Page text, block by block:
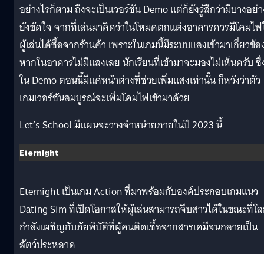
อย่างไรก็ตาม ถึงจะเป็นเวอร์ชัน Demo แต่ก็ยังรู้สึกว่ามีบางอย่
ยังขัดใจ จากที่เล่นมาคิดว่าในโหมดตกแต่งอาคารควรมีโคมไ
ผู้เล่นได้ซื้อจากร้านค้า เพราะในเกมนี้มีระบบแสงเข้ามาเกี่ยวข้อ
หากในอาคารไม่มีแสงเลย นักเรียนที่เข้ามาจะมองไม่เห็นครับ
ใน Demo ตอนนี้มีแค่หน้าต่างที่ช่วยเพิ่มแสงเท่านั้น ก็หวังว่าตัว
เกมเวอร์ชันสมบูรณ์จะเพิ่มโคมไฟเข้ามาด้วย
Let’s School มีแผนจะวางจำหน่ายภายในปี 2023 นี้
Eternight
Eternight เป็นเกม Action ที่มาพร้อมกับองค์ประกอบเกมแนว
Dating Sim ที่เปิดโอกาสให้ผู้เล่นสามารถจีบสาวได้ในขณะที่โ
กำลังเผชิญกับภัยพิบัติที่ผู้คนติดเชื้อจากสารเคมีจนกลายเป็น
สัตว์ประหลาด